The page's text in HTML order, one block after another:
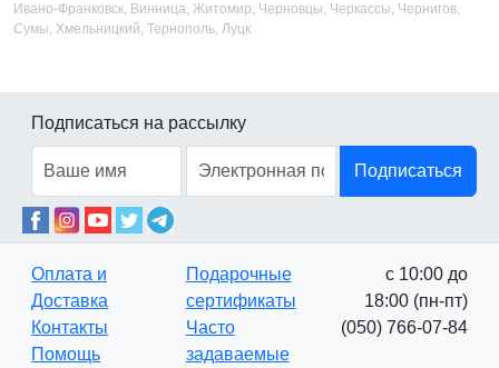
Ивано-Франковск, Винница, Житомир, Черновцы, Черкассы, Чернигов,
Сумы, Хмельницкий, Тернополь, Луцк
Подписаться на рассылку
Подписаться
Оплата и
Доставка
Контакты
Помощь
Подарочные
сертификаты
Часто
задаваемые
с 10:00 до
18:00 (пн-пт)
(050) 766-07-84